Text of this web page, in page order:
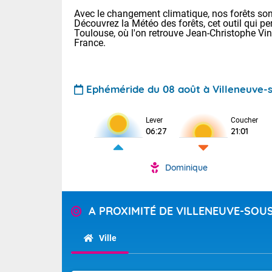
Avec le changement climatique, nos forêts
Découvrez la Météo des forêts, cet outil qui
Toulouse, où l'on retrouve Jean-Christophe
France.
Ephéméride du 08 août à Villeneuve-
Lever
06:27
Coucher
21:01
Dominique
A PROXIMITÉ DE VILLENEUVE-
Ville
Voici les
29/16 Paris :
Clermont-Fd
Limoges :
Lille : 28/15
Temps